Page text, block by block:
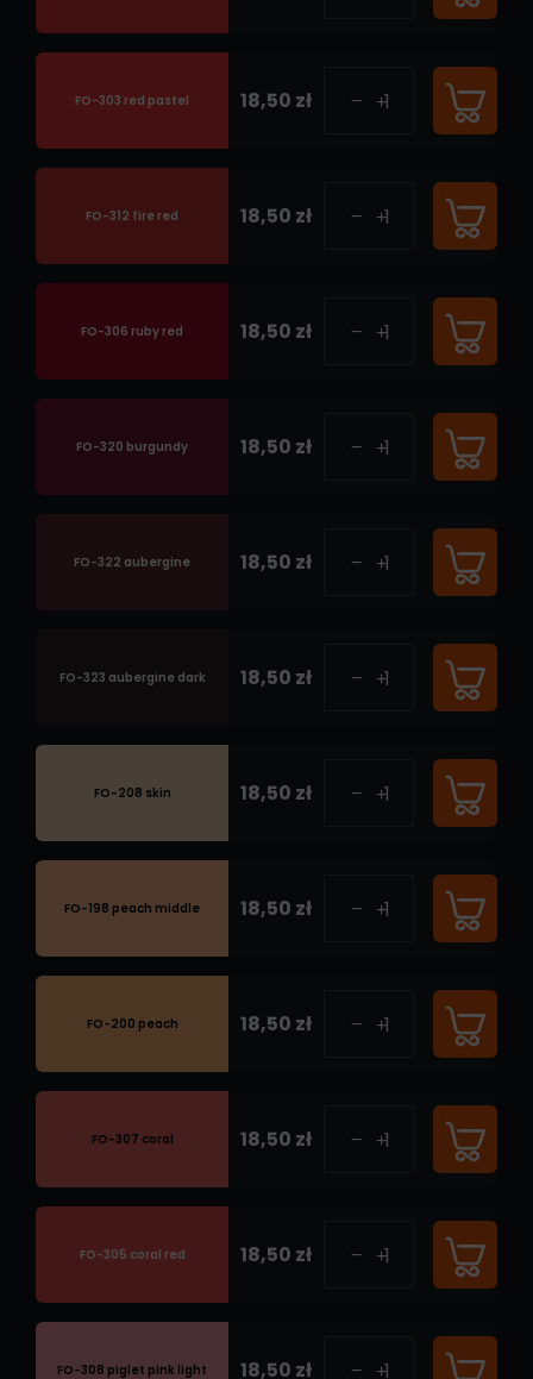
FO-303 red pastel 18,50 zł
FO-312 fire red 18,50 zł
FO-306 ruby red 18,50 zł
FO-320 burgundy 18,50 zł
FO-322 aubergine 18,50 zł
FO-323 aubergine dark 18,50 zł
FO-208 skin 18,50 zł
FO-198 peach middle 18,50 zł
FO-200 peach 18,50 zł
FO-307 coral 18,50 zł
FO-305 coral red 18,50 zł
FO-308 piglet pink light 18,50 zł